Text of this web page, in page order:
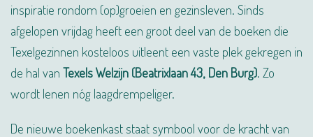
inspiratie rondom (op)groeien en gezinsleven. Sinds
afgelopen vrijdag heeft een groot deel van de boeken die
Texelgezinnen kosteloos uitleent een vaste plek gekregen in
de hal van Texels Welzijn (Beatrixlaan 43, Den Burg). Zo
wordt lenen nóg laagdrempeliger.
De nieuwe boekenkast staat symbool voor de kracht van